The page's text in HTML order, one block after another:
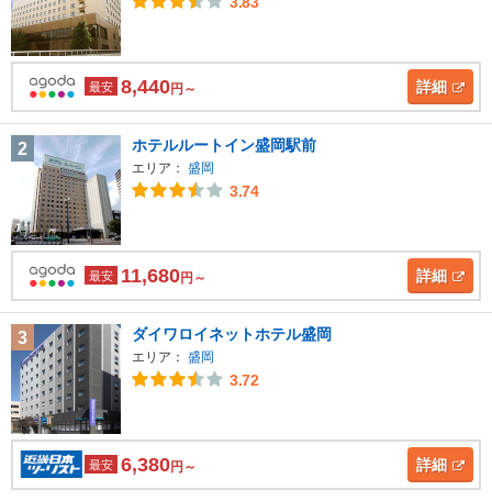
最安 8,440円～ 詳細
2 ホテルルートイン盛岡駅前
エリア： 盛岡
3.74
最安 11,680円～ 詳細
3 ダイワロイネットホテル盛岡
エリア： 盛岡
3.72
最安 6,380円～ 詳細